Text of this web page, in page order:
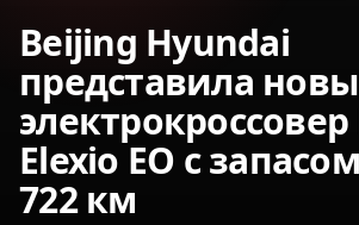
Beijing Hyundai
представила
Elexio EO с
722 км